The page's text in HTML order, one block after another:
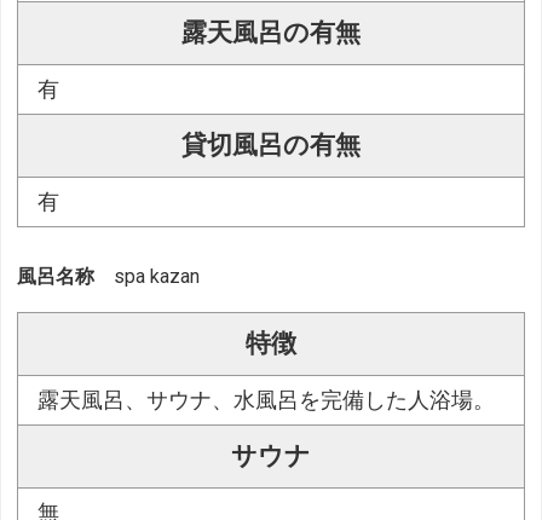
露天風呂の有無
有
貸切風呂の有無
有
風呂名称 spa kazan
特徴
露天風呂、サウナ、水風呂を完備した人浴場。
サウナ
無